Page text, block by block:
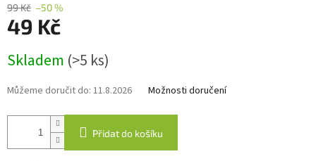
99 Kč –50 %
49 Kč
cena:
Skladem (>5 ks)
Můžeme doručit do: 11.8.2026 Možnosti doručení
Přidat do košíku